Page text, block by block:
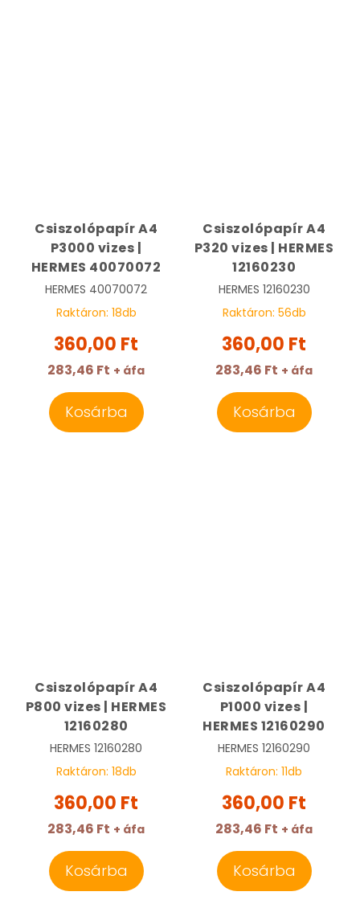
Csiszolópapír A4
P3000 vizes |
HERMES 40070072
HERMES 40070072
Raktáron: 18db
360,00 Ft
283,46 Ft + áfa
Kosárba
Csiszolópapír A4
P320 vizes | HERMES
12160230
HERMES 12160230
Raktáron: 56db
360,00 Ft
283,46 Ft + áfa
Kosárba
Csiszolópapír A4
P800 vizes | HERMES
12160280
HERMES 12160280
Raktáron: 18db
360,00 Ft
283,46 Ft + áfa
Kosárba
Csiszolópapír A4
P1000 vizes |
HERMES 12160290
HERMES 12160290
Raktáron: 11db
360,00 Ft
283,46 Ft + áfa
Kosárba